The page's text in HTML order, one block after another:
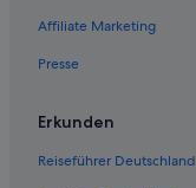
Golf in Soltau
Affiliate Marketing
Presse
Erkunden
Reiseführer Deutschland